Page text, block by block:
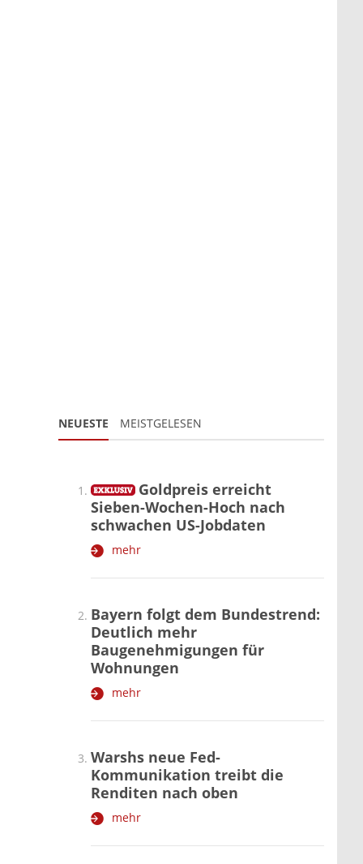
NEUESTE MEISTGELESEN
Goldpreis erreicht
Sieben-Wochen-Hoch nach
schwachen US-Jobdaten
mehr
Bayern folgt dem Bundestrend:
Deutlich mehr
Baugenehmigungen für
Wohnungen
mehr
Warshs neue Fed-
Kommunikation treibt die
Renditen nach oben
mehr